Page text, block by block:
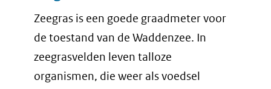
Zeegras is een goede graadmeter voor
de toestand van de Waddenzee. In
zeegrasvelden leven talloze
organismen, die weer als voedsel